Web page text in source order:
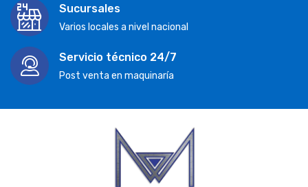
Sucursales
Varios locales a nivel nacional
Servicio técnico 24/7
Post venta en maquinaría